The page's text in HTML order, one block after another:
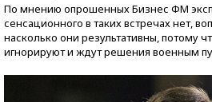
По мнению опрошенных Бизнес ФМ
сенсационного в таких встречах нет,
насколько они результативны, потому
игнорируют и ждут решения военным